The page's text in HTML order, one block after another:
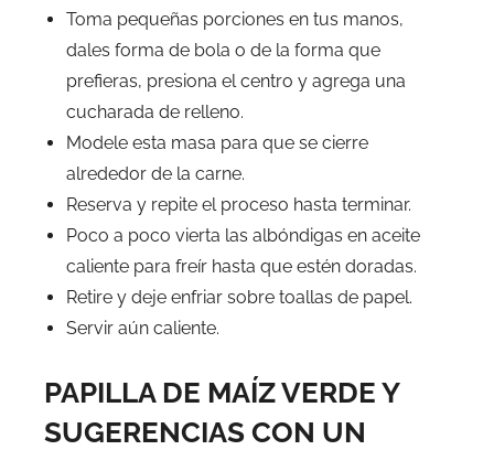
Toma pequeñas porciones en tus manos,
dales forma de bola o de la forma que
prefieras, presiona el centro y agrega una
cucharada de relleno.
Modele esta masa para que se cierre
alrededor de la carne.
Reserva y repite el proceso hasta terminar.
Poco a poco vierta las albóndigas en aceite
caliente para freír hasta que estén doradas.
Retire y deje enfriar sobre toallas de papel.
Servir aún caliente.
PAPILLA DE MAÍZ VERDE Y
SUGERENCIAS CON UN